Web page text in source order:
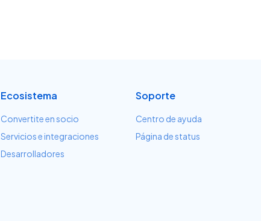
Ecosistema
Convertite en socio
Servicios e integraciones
Desarrolladores
Soporte
Centro de ayuda
Página de status